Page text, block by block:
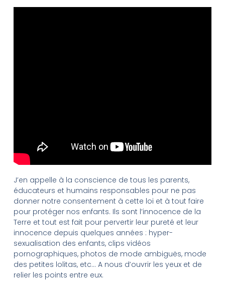
J’en appelle à la conscience de tous les parents,
éducateurs et humains responsables pour ne pas
donner notre consentement à cette loi et à tout faire
pour protéger nos enfants. Ils sont l’innocence de la
Terre et tout est fait pour pervertir leur pureté et leur
innocence depuis quelques années : hyper-
sexualisation des enfants, clips vidéos
pornographiques, photos de mode ambiguës, mode
des petites lolitas, etc… A nous d’ouvrir les yeux et de
relier les points entre eux.